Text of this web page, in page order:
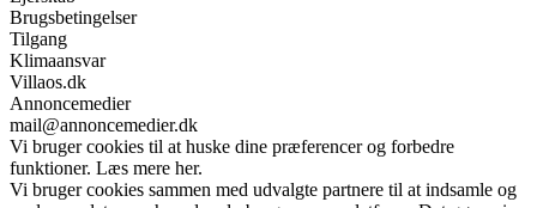
Brugsbetingelser
Tilgang
Klimaansvar
Villaos.dk
Annoncemedier
mail@annoncemedier.dk
Vi bruger cookies til at huske dine præferencer og forbedre
funktioner. Læs mere her.
Vi bruger cookies sammen med udvalgte partnere til at indsamle og